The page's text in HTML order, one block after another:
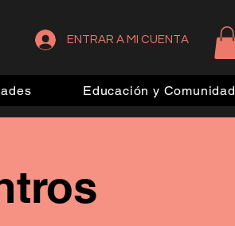
ENTRAR A MI CUENTA
Educación y Comunidad